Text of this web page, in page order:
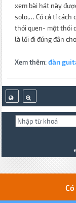
xem bài hát này
solo,… Có cả tỉ cách
thói quen- một thói
là lối đi đúng đắn
Xem thêm:đàn